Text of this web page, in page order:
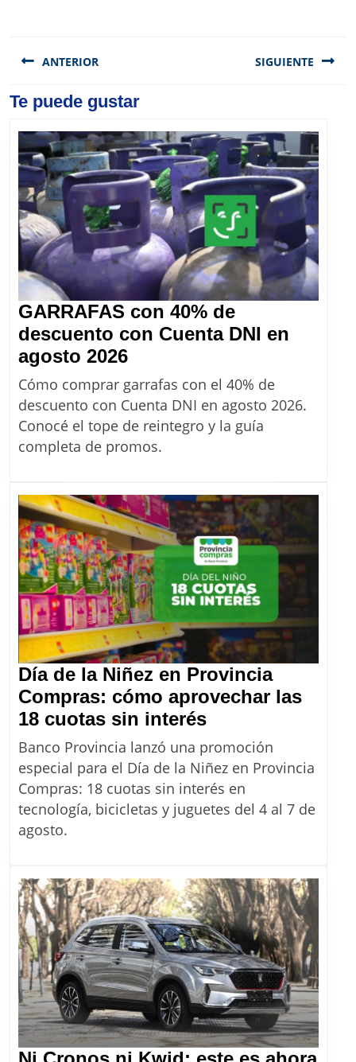
de
ANTERIOR
Previous
SIGUIENTE
Te puede gustar
GARRAFAS con 40% de
descuento con Cuenta DNI en
agosto 2026GARRAFAS
con
40%
de
descuento
DNI
en
agosto
2026
Cómo comprar garrafas con el 40% de
descuento con Cuenta DNI en agosto 2026.
Conocé el tope de reintegro y la guía
completa de promos.
Día de la Niñez en Provincia
Compras: cómo aprovechar las
18 cuotas sin interésDía
de
la
Niñez
en
cómo
aprovechar
las
18
cuotas
sin
interés
Banco Provincia lanzó una promoción
especial para el Día de la Niñez en Provincia
Compras: 18 cuotas sin interés en
tecnología, bicicletas y juguetes del 4 al 7 de
agosto.